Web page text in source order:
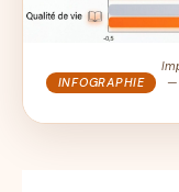
INFOGRAPHIE
—